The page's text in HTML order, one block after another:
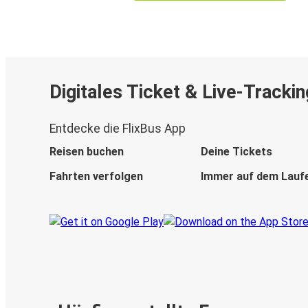
Digitales Ticket & Live-
Entdecke die FlixBus App
Reisen buchen
Deine Tickets
Fahrten verfolgen
Immer auf dem